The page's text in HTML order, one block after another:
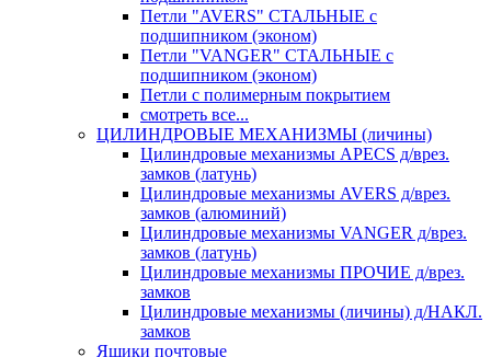
Петли "AVERS" СТАЛЬНЫЕ с
подшипником (эконом)
Петли "VANGER" СТАЛЬНЫЕ с
подшипником (эконом)
Петли с полимерным покрытием
смотреть все...
ЦИЛИНДРОВЫЕ МЕХАНИЗМЫ (личины)
Цилиндровые механизмы APECS д/врез.
замков (латунь)
Цилиндровые механизмы AVERS д/врез.
замков (алюминий)
Цилиндровые механизмы VANGER д/врез.
замков (латунь)
Цилиндровые механизмы ПРОЧИЕ д/врез.
замков
Цилиндровые механизмы (личины) д/НАКЛ.
замков
Ящики почтовые